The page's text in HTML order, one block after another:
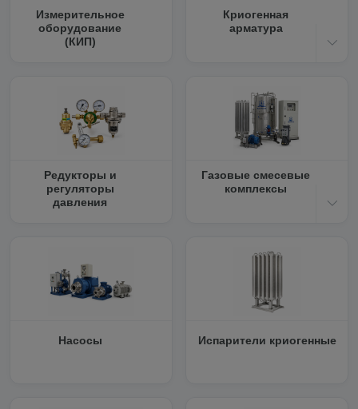
Измерительное
оборудование
(КИП)
Криогенная
арматура
Редукторы и
регуляторы
давления
Газовые смесевые
комплексы
Насосы Испарители криогенные